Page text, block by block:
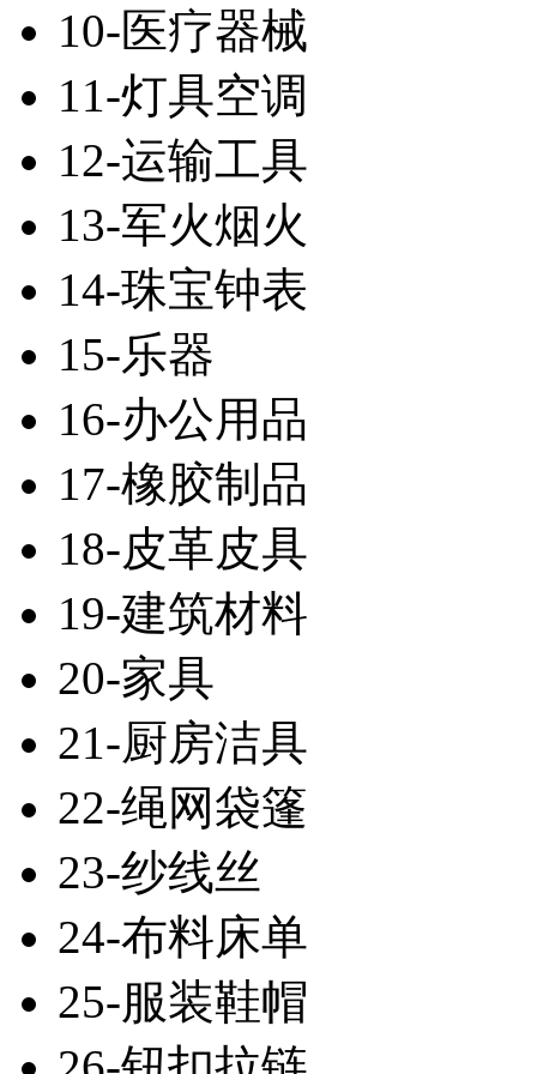
10-医疗器械
11-灯具空调
12-运输工具
13-军火烟火
14-珠宝钟表
15-乐器
16-办公用品
17-橡胶制品
18-皮革皮具
19-建筑材料
20-家具
21-厨房洁具
22-绳网袋篷
23-纱线丝
24-布料床单
25-服装鞋帽